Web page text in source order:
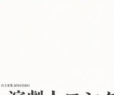
自主事業 26年6月20日